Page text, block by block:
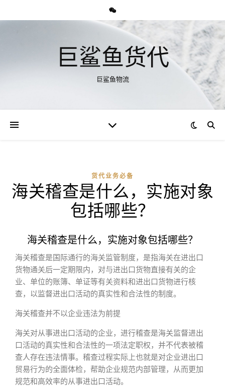
巨鲨鱼货代
巨鲨鱼物流
货代业务必备
海关稽查是什么，实施对象
包括哪些？
海关稽查是什么，实施对象包括哪些？
海关稽查是国际通行的海关监管制度，是指海关在进出口
货物通关后一定期限内，对与进出口货物直接有关的企
业、单位的账簿、单证等有关资料和进出口货物进行核
查，以监督进出口活动的真实性和合法性的制度。
海关稽查并不以企业违法为前提
海关对从事进出口活动的企业，进行稽查是海关监督进出
口活动的真实性和合法性的一项法定职权，并不代表被稽
查人存在违法情事。稽查过程实际上也就是对企业进出口
贸易行为的全面体检，帮助企业规范内部管理，从而更加
规范和高效率的从事进出口活动。